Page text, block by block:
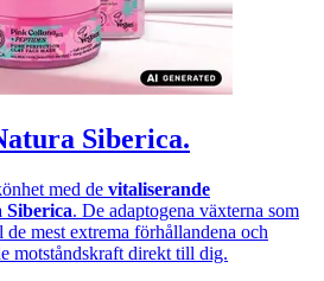
Siberica.
med de vitaliserande
Siberica. De adaptogena växterna som
mest extrema förhållandena och
motståndskraft direkt till dig.